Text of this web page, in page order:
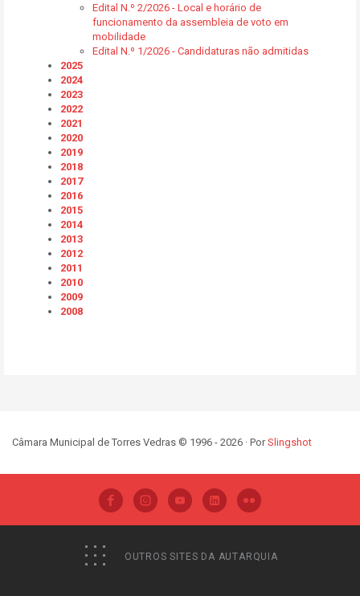
Edital N.º 2/2026 - Local e horário de
funcionamento da assembleia de voto em
mobilidade
Edital N.º 1/2026 - Candidaturas não admitidas
2025
2024
2023
2022
2021
2020
2019
2018
2017
2016
2015
2014
2013
2012
2011
2010
2009
2008
Câmara Municipal de Torres Vedras © 1996 - 2026 · PorSlingshot
OUTROS SITES DA AUTARQUIA